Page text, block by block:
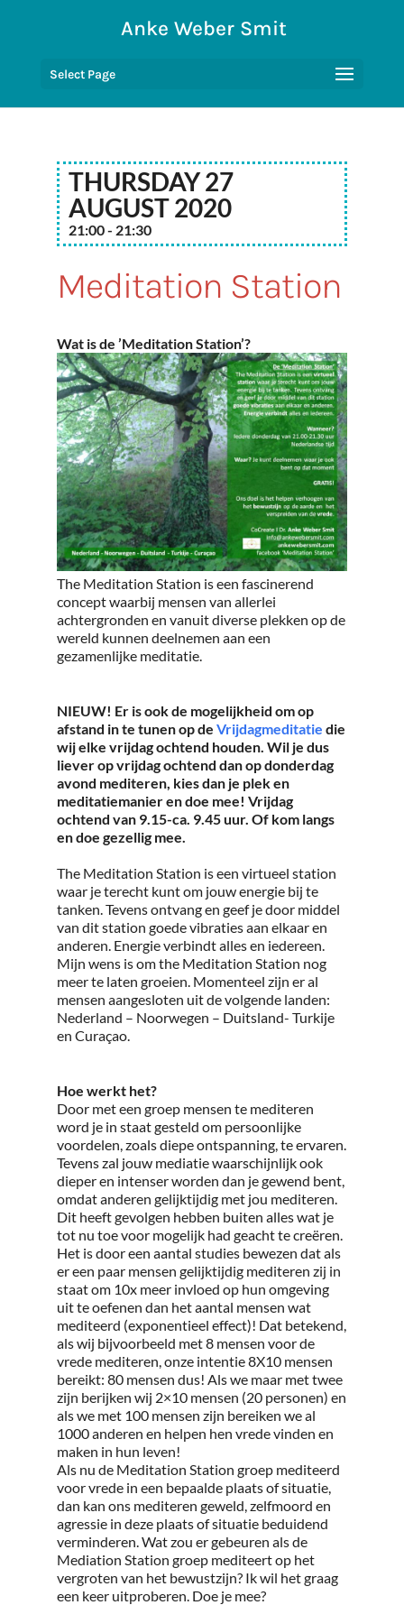
Anke Weber Smit
Select Page
Thursday 27
August 2020
21:00 - 21:30
Meditation Station
Wat is de ’Meditation Station’?
The Meditation Station is een fascinerend
concept waarbij mensen van allerlei
achtergronden en vanuit diverse plekken op de
wereld kunnen deelnemen aan een
gezamenlijke meditatie.
NIEUW! Er is ook de mogelijkheid om op
afstand in te tunen op de Vrijdagmeditatie die
wij elke vrijdag ochtend houden. Wil je dus
liever op vrijdag ochtend dan op donderdag
avond mediteren, kies dan je plek en
meditatiemanier en doe mee! Vrijdag
ochtend van 9.15-ca. 9.45 uur. Of kom langs
en doe gezellig mee.
The Meditation Station is een virtueel station
waar je terecht kunt om jouw energie bij te
tanken. Tevens ontvang en geef je door middel
van dit station goede vibraties aan elkaar en
anderen. Energie verbindt alles en iedereen.
Mijn wens is om the Meditation Station nog
meer te laten groeien. Momenteel zijn er al
mensen aangesloten uit de volgende landen:
Nederland – Noorwegen – Duitsland- Turkije
en Curaçao.
Hoe werkt het?
Door met een groep mensen te mediteren
word je in staat gesteld om persoonlijke
voordelen, zoals diepe ontspanning, te ervaren.
Tevens zal jouw mediatie waarschijnlijk ook
dieper en intenser worden dan je gewend bent,
omdat anderen gelijktijdig met jou mediteren.
Dit heeft gevolgen hebben buiten alles wat je
tot nu toe voor mogelijk had geacht te creëren.
Het is door een aantal studies bewezen dat als
er een paar mensen gelijktijdig mediteren zij in
staat om 10x meer invloed op hun omgeving
uit te oefenen dan het aantal mensen wat
mediteerd (exponentieel effect)! Dat betekend,
als wij bijvoorbeeld met 8 mensen voor de
vrede mediteren, onze intentie 8X10 mensen
bereikt: 80 mensen dus! Als we maar met twee
zijn berijken wij 2×10 mensen (20 personen) en
als we met 100 mensen zijn bereiken we al
1000 anderen en helpen hen vrede vinden en
maken in hun leven!
Als nu de Meditation Station groep mediteerd
voor vrede in een bepaalde plaats of situatie,
dan kan ons mediteren geweld, zelfmoord en
agressie in deze plaats of situatie beduidend
verminderen. Wat zou er gebeuren als de
Mediation Station groep mediteert op het
vergroten van het bewustzijn? Ik wil het graag
een keer uitproberen. Doe je mee?